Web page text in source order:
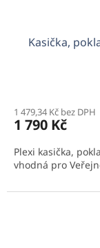
Kasička,
1 479,34 Kč bez DPH
1 790 Kč
Plexi kasička,
vhodná pro